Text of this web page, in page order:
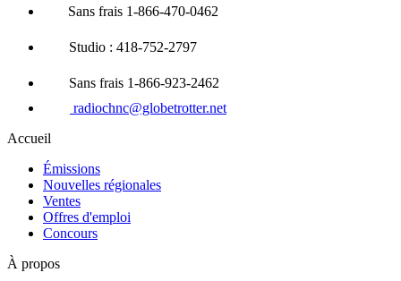
Sans frais 1-866-470-0462
Studio : 418-752-2797
Sans frais 1-866-923-2462
radiochnc@globetrotter.net
Accueil
Émissions
Nouvelles régionales
Ventes
Offres d'emploi
Concours
À propos